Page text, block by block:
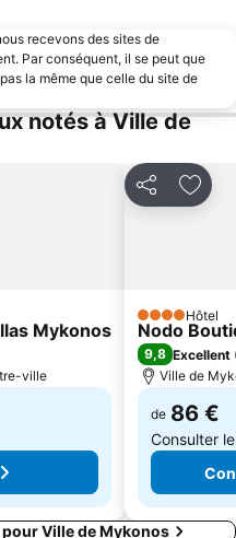
d'Apollon – Portara
Ioannis Beach
recevons des sites de
Par conséquent, il se peut que
la même que celle du site de
notés à Ville de
Mykonos
ville
Partager
4 ÉtoilesHôtel
Nodo
9,8 Excellent
Ville de
de 86 €
Consulter
Ville de Mykonos